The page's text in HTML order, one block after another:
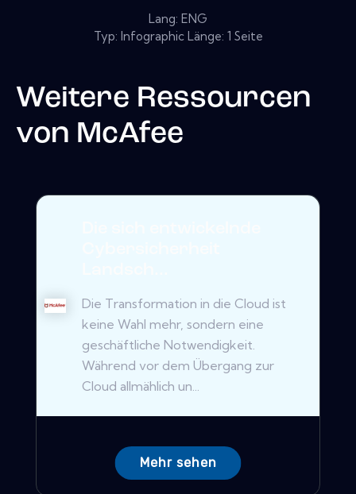
Lang: ENG
Typ: Infographic Länge: 1 Seite
Weitere Ressourcen
von McAfee
Die Transformation in die Cloud ist
keine Wahl mehr, sondern eine
geschäftliche Notwendigkeit.
Während vor dem Übergang zur
Cloud allmählich un...
Mehr sehen